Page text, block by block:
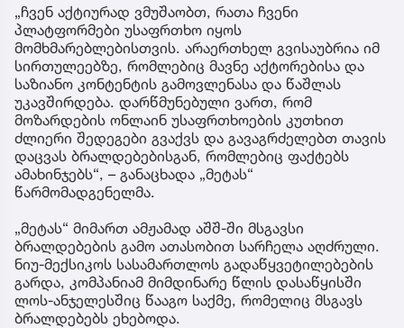
„ჩვენ აქტიურად ვმუშაობთ, რათა ჩვენი
პლატფორმები უსაფრთხო იყოს
მომხმარებლებისთვის. არაერთხელ გვისაუბრია იმ
სირთულეებზე, რომლებიც მავნე აქტორებისა და
საზიანო კონტენტის გამოვლენასა და წაშლას
უკავშირდება. დარწმუნებული ვართ, რომ
მოზარდების ონლაინ უსაფრთხოების კუთხით
ძლიერი შედეგები გვაქვს და გავაგრძელებთ თავის
დაცვას ბრალდებებისგან, რომლებიც ფაქტებს
ამახინჯებს“, – განაცხადა „მეტას“
წარმომადგენელმა.
„მეტას“ მიმართ ამჟამად აშშ-ში მსგავსი
ბრალდებების გამო ათასობით სარჩელა აღძრული.
ნიუ-მექსიკოს სასამართლოს გადაწყვეტილებების
გარდა, კომპანიამ მიმდინარე წლის დასაწყისში
ლოს-ანჯელესშიც წააგო საქმე, რომელიც მსგავს
ბრალდებებს ეხებოდა.